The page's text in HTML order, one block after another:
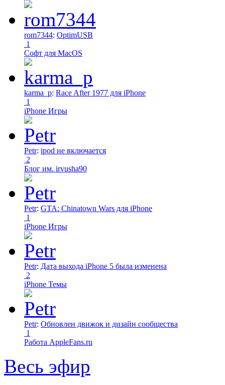
rom7344: OptimUSB
1
Софт для MacOS
karma_p: Race After 1977 для iPhone
1
iPhone Игры
Petr: ipod не включается
2
Блог им. irvusha90
Petr: GTA: Chinatown Wars для iPhone
1
iPhone Игры
Petr: Дата выхода iPhone 5 была изменена
2
iPhone Темы
Petr: Обновлен движок и дизайн сообщества
1
Работа AppleFans.ru
Весь эфир